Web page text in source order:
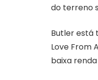
do terreno
Butler está
Love From
baixa